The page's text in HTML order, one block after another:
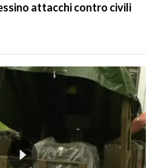
attacchi contro civili